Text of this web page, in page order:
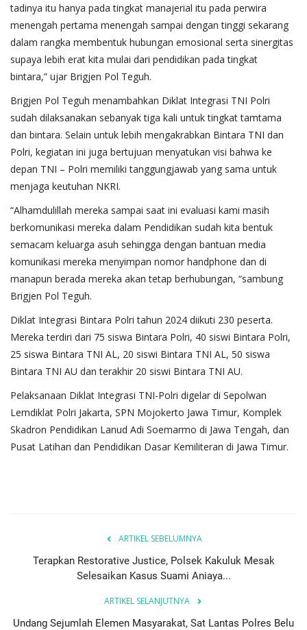
tadinya itu hanya pada tingkat manajerial itu pada perwira
menengah pertama menengah sampai dengan tinggi sekarang
dalam rangka membentuk hubungan emosional serta sinergitas
supaya lebih erat kita mulai dari pendidikan pada tingkat
bintara,” ujar Brigjen Pol Teguh.
Brigjen Pol Teguh menambahkan Diklat Integrasi TNI Polri
sudah dilaksanakan sebanyak tiga kali untuk tingkat tamtama
dan bintara. Selain untuk lebih mengakrabkan Bintara TNI dan
Polri, kegiatan ini juga bertujuan menyatukan visi bahwa ke
depan TNI – Polri memiliki tanggungjawab yang sama untuk
menjaga keutuhan NKRI.
“Alhamdulillah mereka sampai saat ini evaluasi kami masih
berkomunikasi mereka dalam Pendidikan sudah kita bentuk
semacam keluarga asuh sehingga dengan bantuan media
komunikasi mereka menyimpan nomor handphone dan di
manapun berada mereka akan tetap berhubungan, “sambung
Brigjen Pol Teguh.
Diklat Integrasi Bintara Polri tahun 2024 diikuti 230 peserta.
Mereka terdiri dari 75 siswa Bintara Polri, 40 siswi Bintara Polri,
25 siswa Bintara TNI AL, 20 siswi Bintara TNI AL, 50 siswa
Bintara TNI AU dan terakhir 20 siswi Bintara TNI AU.
Pelaksanaan Diklat Integrasi TNI-Polri digelar di Sepolwan
Lemdiklat Polri Jakarta, SPN Mojokerto Jawa Timur, Komplek
Skadron Pendidikan Lanud Adi Soemarmo di Jawa Tengah, dan
Pusat Latihan dan Pendidikan Dasar Kemiliteran di Jawa Timur.
ARTIKEL SEBELUMNYA
Terapkan Restorative Justice, Polsek Kakuluk Mesak
Selesaikan Kasus Suami Aniaya...
ARTIKEL SELANJUTNYA
Undang Sejumlah Elemen Masyarakat, Sat Lantas Polres Belu